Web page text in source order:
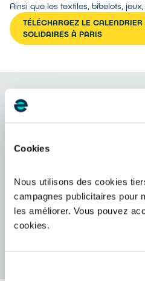
Cookies
Nous utilisons des cookies
campagnes publicitaires pour
les améliorer. Vous pouvez
cookies.
Ainsi que les textiles, bibelots,
TÉLÉCHARGEZ LE
SOLIDAIRES À PARIS
Nos autres solutions de don
Collecte gratuite à domicile